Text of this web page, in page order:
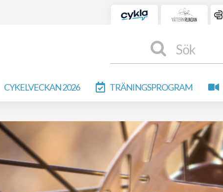
Sök
CYKELVECKAN 2026 TRÄNINGSPROGRAM